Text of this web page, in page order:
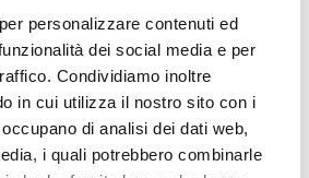
personalizzare contenuti ed
dei social media e per
Condividiamo inoltre
in cui utilizza il nostro sito con i
di analisi dei dati web,
i quali potrebbero combinarle